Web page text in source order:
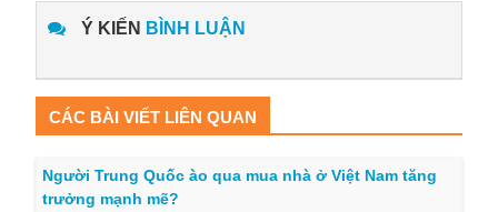
Ý KIẾN BÌNH LUẬN
CÁC BÀI VIẾT LIÊN QUAN
Người Trung Quốc ào qua mua nhà ở Việt Nam tăng
trưởng mạnh mẽ?